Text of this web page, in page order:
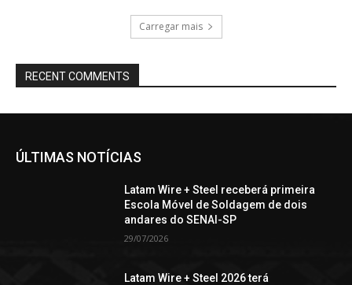
Carregar mais
RECENT COMMENTS
ÚLTIMAS NOTÍCIAS
Latam Wire + Steel receberá primeira
Escola Móvel de Soldagem de dois
andares do SENAI-SP
29/07/2026
Latam Wire + Steel 2026 terá